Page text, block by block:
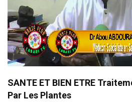
SANTE ET BIEN ETRE
Par Les Plantes